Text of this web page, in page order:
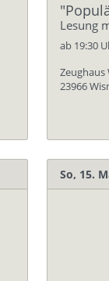
Lesung
ab 19:30
Zeughaus
23966
So, 15.